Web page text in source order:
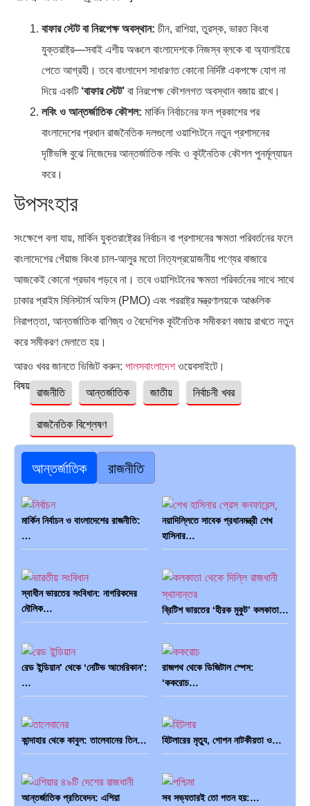
বাফার স্টেট বা নিরপেক্ষ অবস্থান: চীন, রাশিয়া, তুরস্ক, ভারত কিংবা
যুক্তরাষ্ট্র—সবাই এশীয় অঞ্চলে বাংলাদেশকে নিজস্ব ব্লকে বা অ্যালাইয়ে
পেতে আগ্রহী। তবে বাংলাদেশ সাধারণত কোনো নির্দিষ্ট একপক্ষে যোগ না
দিয়ে একটি ‘বাফার স্টেট’ বা নিরপেক্ষ কৌশলগত অবস্থান বজায় রাখে।
লবিং ও আন্তর্জাতিক কৌশল: মার্কিন নির্বাচনের ফল প্রকাশের পর
বাংলাদেশের প্রধান রাজনৈতিক দলগুলো ওয়াশিংটনে নতুন প্রশাসনের
দৃষ্টিভঙ্গি বুঝে নিজেদের আন্তর্জাতিক লবিং ও কূটনৈতিক কৌশল পুনর্মূল্যায়ন
করে।
উপসংহার
সংক্ষেপে বলা যায়, মার্কিন যুক্তরাষ্ট্রের নির্বাচন বা প্রশাসনের ক্ষমতা পরিবর্তনের ফলে
বাংলাদেশের পেঁয়াজ কিংবা চাল-আলুর মতো নিত্যপ্রয়োজনীয় পণ্যের বাজারে
আজকেই কোনো প্রভাব পড়বে না। তবে ওয়াশিংটনের ক্ষমতা পরিবর্তনের সাথে সাথে
ঢাকার প্রাইম মিনিস্টার্স অফিস (PMO) এবং পররাষ্ট্র মন্ত্রণালয়কে আঞ্চলিক
নিরাপত্তা, আন্তর্জাতিক বাণিজ্য ও বৈদেশিক কূটনৈতিক সমীকরণ বজায় রাখতে নতুন
করে সমীকরণ মেলাতে হয়।
আরও খবর জানতে ভিজিট করুন: পালসবাংলাদেশওয়েবসাইটে।
বিষয়ঃ রাজনীতি আন্তর্জাতিক জাতীয় নির্বাচনী খবর
রাজনৈতিক বিশ্লেষণ
আন্তর্জাতিক রাজনীতি
মার্কিন নির্বাচন ও বাংলাদেশের রাজনীতি:
…
নয়াদিল্লিতে সাবেক প্রধানমন্ত্রী শেখ
হাসিনার…
স্বাধীন ভারতের সংবিধান: নাগরিকদের
মৌলিক…
ব্রিটিশ ভারতের ‘হীরক মুকুট’ কলকাতা…
রেড ইন্ডিয়ান’ থেকে ‘নেটিভ আমেরিকান’:
…
রাজপথ থেকে ডিজিটাল স্পেস:
‘ককরোচ…
কান্দাহার থেকে কাবুল: তালেবানের তিন… হিটলারের মৃত্যু, গোপন নাটকীয়তা ও…
আন্তর্জাতিক প্রতিবেদন: এশিয়া
সব সভ্যতারই তো পতন হয়:…